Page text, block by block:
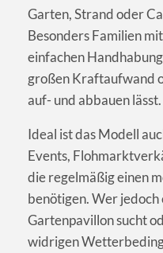
Garten, Strand oder
Besonders Familien
einfachen
großen Kraftaufwand
auf- und abbauen lässt.
Ideal ist das Modell
Events,
die regelmäßig einen
benötigen. Wer
Gartenpavillon sucht
widrigen